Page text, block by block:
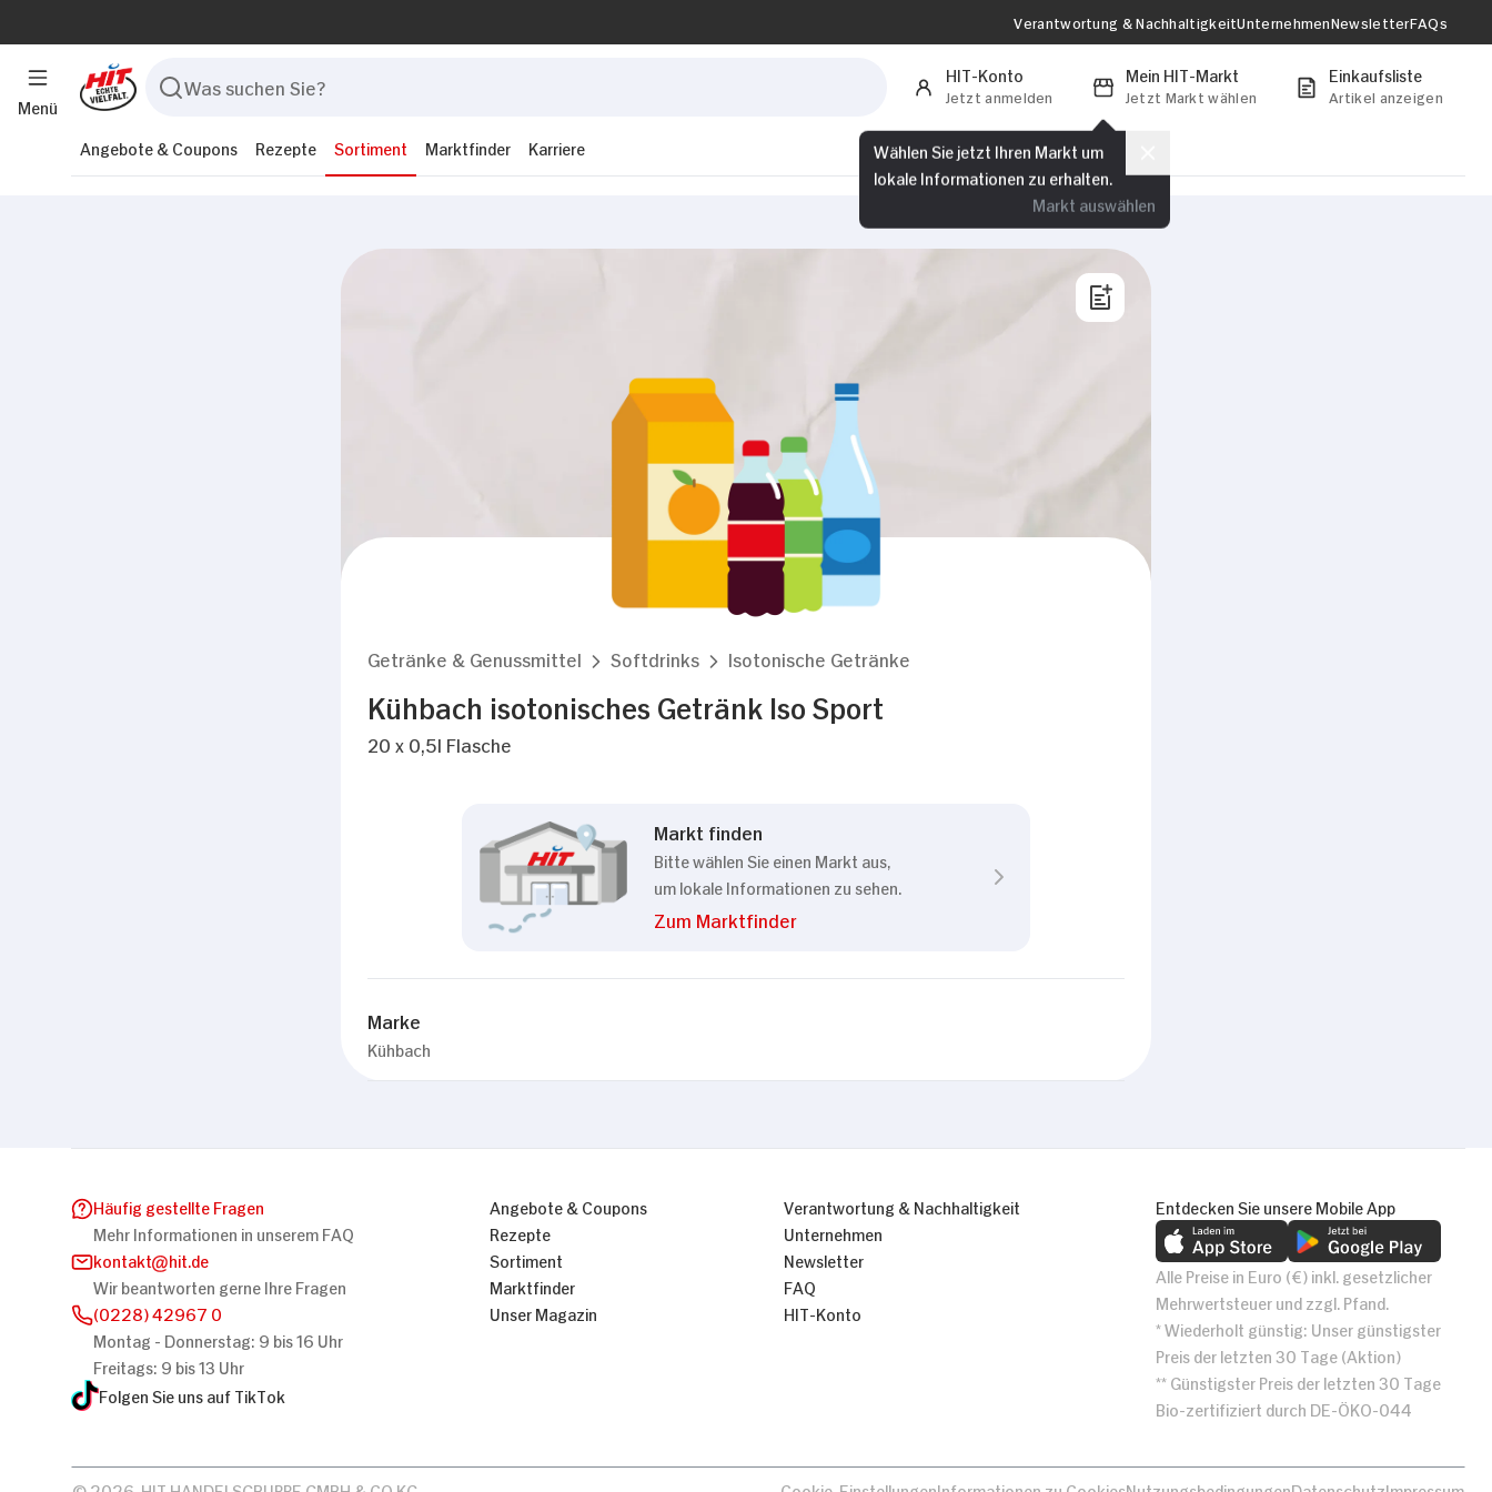
Menü
Verantwortung & NachhaltigkeitUnternehmenNewsletterFAQs
HIT-Konto
Jetzt anmelden
Mein HIT-Markt
Jetzt Markt wählen
Wählen Sie jetzt Ihren Markt um
lokale Informationen zu erhalten.
Markt auswählen
Einkaufsliste
Artikel anzeigen
Angebote & Coupons Rezepte Sortiment Marktfinder Karriere
Getränke & Genussmittel Softdrinks Isotonische Getränke
Kühbach isotonisches Getränk Iso Sport
20 x 0,5l Flasche
Markt finden
Bitte wählen Sie einen Markt aus,
um lokale Informationen zu sehen.
Zum Marktfinder
Marke
Kühbach
Häufig gestellte Fragen
Mehr Informationen in unserem FAQ
kontakt
hit.de
Wir beantworten gerne Ihre Fragen
(0228) 42967 0
Montag - Donnerstag: 9 bis 16 Uhr
Freitags: 9 bis 13 Uhr
Folgen Sie uns auf TikTok
Angebote & Coupons
Rezepte
Sortiment
Marktfinder
Unser Magazin
Verantwortung & Nachhaltigkeit
Unternehmen
Newsletter
FAQ
HIT-Konto
Entdecken Sie unsere Mobile App
Alle Preise in Euro (€) inkl. gesetzlicher
Mehrwertsteuer und zzgl. Pfand.
* Wiederholt günstig: Unser günstigster
Preis der letzten 30 Tage (Aktion)
** Günstigster Preis der letzten 30 Tage
Bio-zertifiziert durch DE-ÖKO-044